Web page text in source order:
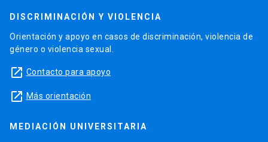
DISCRIMINACIÓN Y VIOLENCIA
Orientación y apoyo en casos de discriminación, violencia de
género o violencia sexual.
launch Contacto para apoyo
launch Más orientación
MEDIACIÓN UNIVERSITARIA